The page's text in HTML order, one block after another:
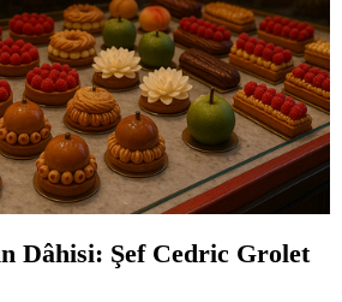
Dâhisi: Şef Cedric Grolet